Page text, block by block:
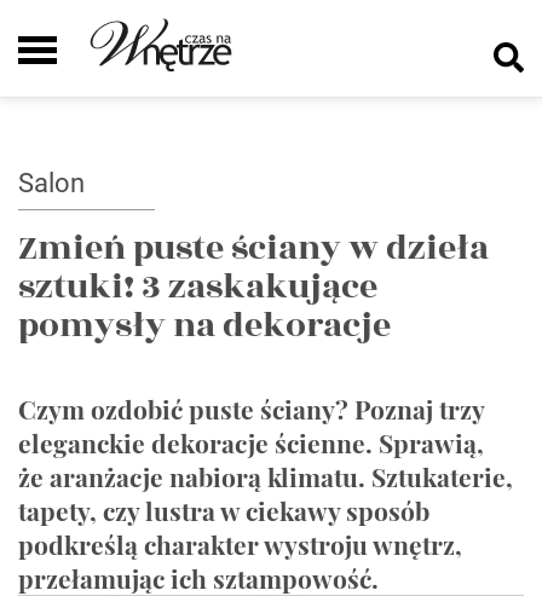
Salon
Zmień puste ściany w dzieła
sztuki! 3 zaskakujące
pomysły na dekoracje
Czym ozdobić puste ściany? Poznaj trzy
eleganckie dekoracje ścienne. Sprawią,
że aranżacje nabiorą klimatu. Sztukaterie,
tapety, czy lustra w ciekawy sposób
podkreślą charakter wystroju wnętrz,
przełamując ich sztampowość.